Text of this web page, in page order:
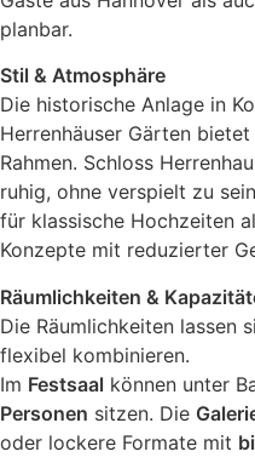
planbar.
Stil & Atmosphäre
Die historische Anlage in
Herrenhäuser Gärten
Rahmen. Schloss
ruhig, ohne verspielt zu
für klassische Hochzeiten
Konzepte mit reduzierter
Räumlichkeiten &
Die Räumlichkeiten lassen
flexibel kombinieren.
Im Festsaal können unter
Personen sitzen. Die
oder lockere Formate mit